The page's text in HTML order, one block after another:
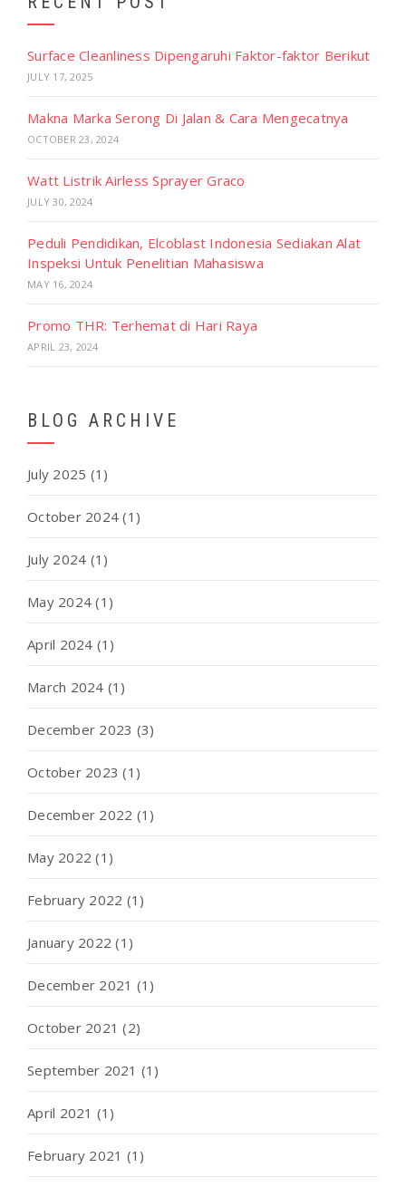
Surface Cleanliness Dipengaruhi Faktor-faktor Berikut
JULY 17, 2025
Makna Marka Serong Di Jalan & Cara Mengecatnya
OCTOBER 23, 2024
Watt Listrik Airless Sprayer Graco
JULY 30, 2024
Peduli Pendidikan, Elcoblast Indonesia Sediakan Alat
Inspeksi Untuk Penelitian Mahasiswa
MAY 16, 2024
Promo THR: Terhemat di Hari Raya
APRIL 23, 2024
BLOG ARCHIVE
July 2025 (1)
October 2024 (1)
July 2024 (1)
May 2024 (1)
April 2024 (1)
March 2024 (1)
December 2023 (3)
October 2023 (1)
December 2022 (1)
May 2022 (1)
February 2022 (1)
January 2022 (1)
December 2021 (1)
October 2021 (2)
September 2021 (1)
April 2021 (1)
February 2021 (1)